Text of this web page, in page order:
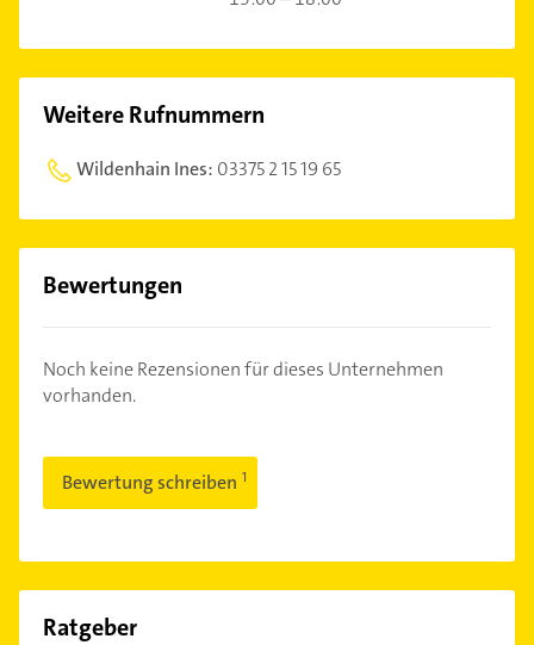
Weitere Rufnummern
Wildenhain Ines: 03375 2 15 19 65
Bewertungen
Noch keine Rezensionen für dieses Unternehmen
vorhanden.
Bewertung schreiben
Ratgeber